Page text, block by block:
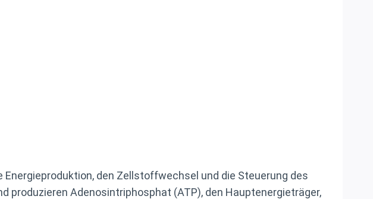
den Zellstoffwechsel und die Steuerung des
produzieren Adenosintriphosphat (ATP), den Hauptenergieträger,